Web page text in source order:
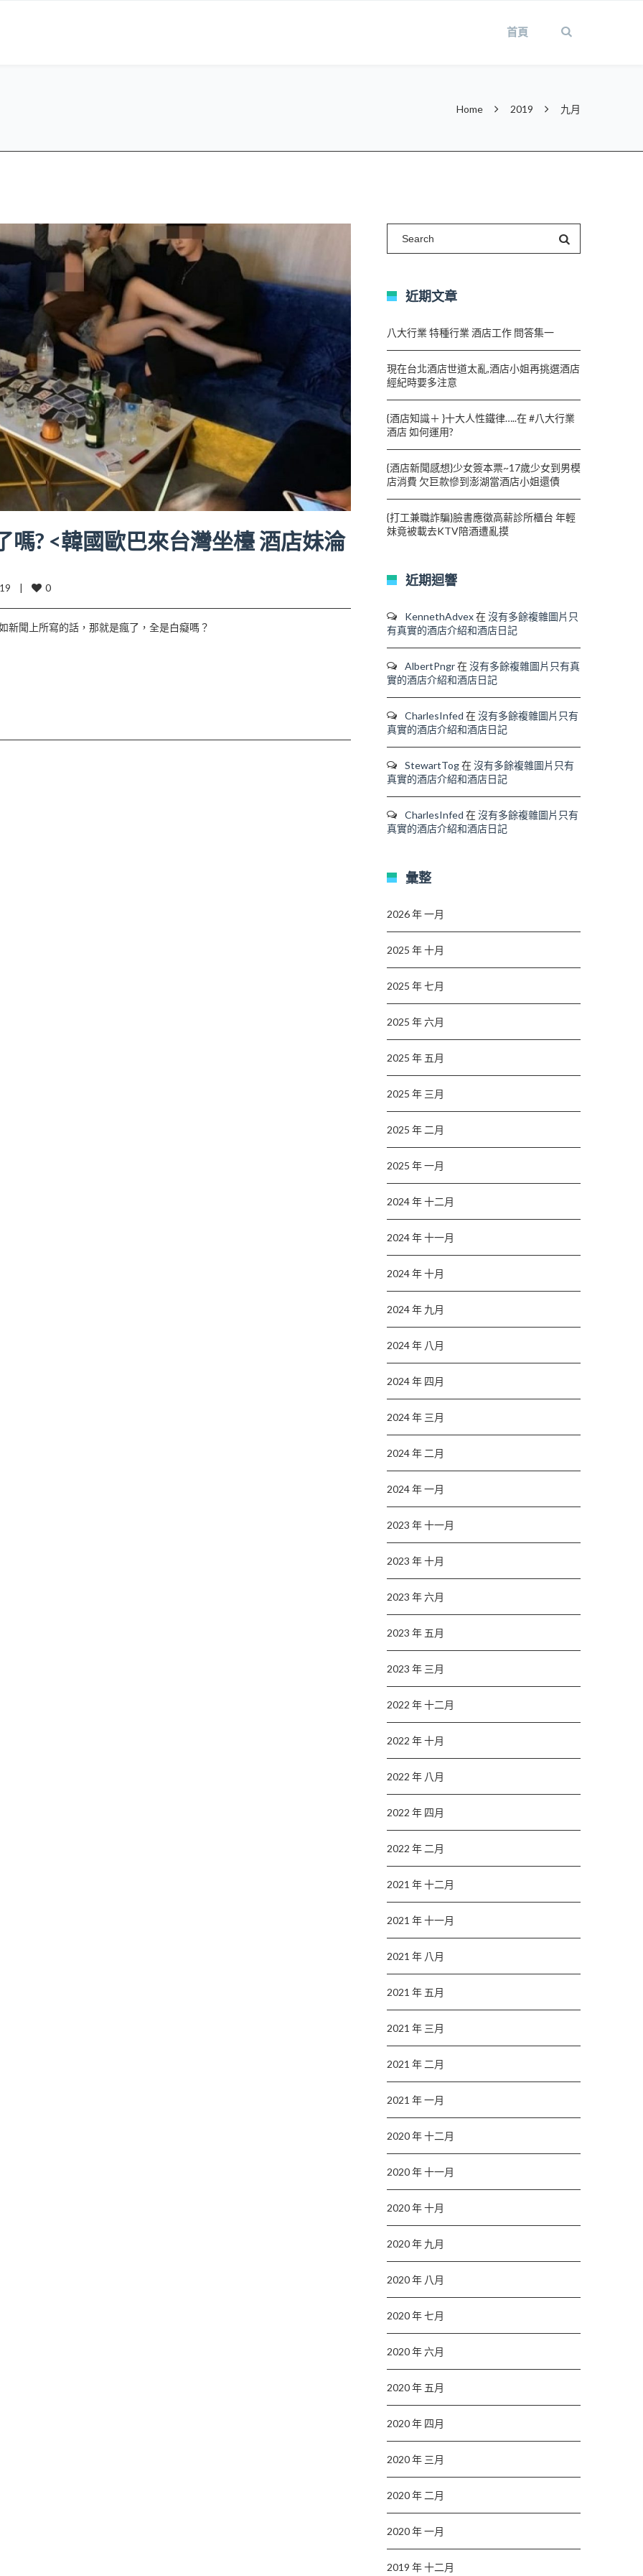
首頁
Home 2019 九月
嗎? <韓國歐巴來台灣坐檯 酒店妹淪
|
0
新聞上所寫的話，那就是瘋了，全是白癡嗎？
近期文章
八大行業 特種行業 酒店工作 問答集一
現在台北酒店世道太亂,酒店小姐再挑選酒店
經紀時要多注意
{酒店知識＋ }十大人性鐵律…..在 #八大行業
酒店 如何運用?
{酒店新聞感想}少女簽本票~17歲少女到男模
店消費 欠巨款慘到澎湖當酒店小姐還債
{打工兼職詐騙}臉書應徵高薪診所櫃台 年輕
妹竟被載去KTV陪酒遭亂摸
近期迴響
KennethAdvex在沒有多餘複雜圖片只
有真實的酒店介紹和酒店日記
AlbertPngr在沒有多餘複雜圖片只有真
實的酒店介紹和酒店日記
CharlesInfed 在沒有多餘複雜圖片只有
真實的酒店介紹和酒店日記
StewartTog在沒有多餘複雜圖片只有
真實的酒店介紹和酒店日記
CharlesInfed 在沒有多餘複雜圖片只有
真實的酒店介紹和酒店日記
彙整
2026 年 一月
2025 年 十月
2025 年 七月
2025 年 六月
2025 年 五月
2025 年 三月
2025 年 二月
2025 年 一月
2024 年 十二月
2024 年 十一月
2024 年 十月
2024 年 九月
2024 年 八月
2024 年 四月
2024 年 三月
2024 年 二月
2024 年 一月
2023 年 十一月
2023 年 十月
2023 年 六月
2023 年 五月
2023 年 三月
2022 年 十二月
2022 年 十月
2022 年 八月
2022 年 四月
2022 年 二月
2021 年 十二月
2021 年 十一月
2021 年 八月
2021 年 五月
2021 年 三月
2021 年 二月
2021 年 一月
2020 年 十二月
2020 年 十一月
2020 年 十月
2020 年 九月
2020 年 八月
2020 年 七月
2020 年 六月
2020 年 五月
2020 年 四月
2020 年 三月
2020 年 二月
2020 年 一月
2019 年 十二月